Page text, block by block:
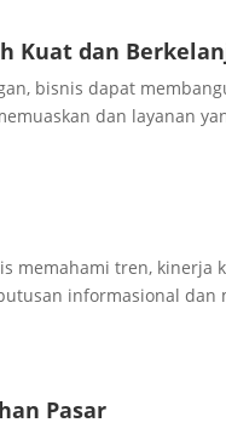
Kuat dan
bisnis dapat
dan layanan
memahami tren, kinerja
informasional dan
Pasar